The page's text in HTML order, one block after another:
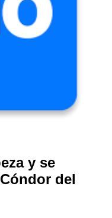
y se
del